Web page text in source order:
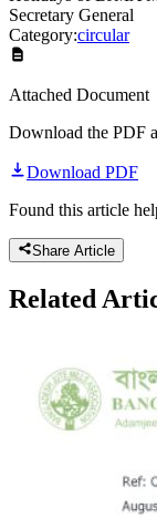
Secretary General
Category:circular
Attached Document
Download the PDF
Download PDF
Found this article
Share Article
Related